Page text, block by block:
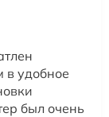
в удобное
был очень